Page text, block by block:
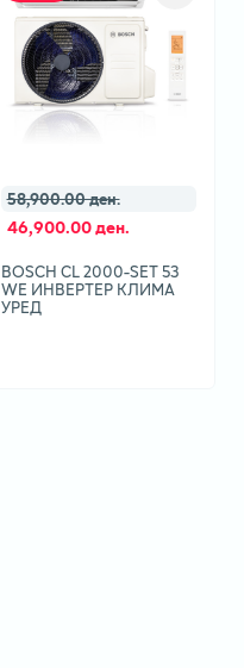
58,900.00 ден.
46,900.00 ден.
BOSCH CL 2000-SET 53
WE ИНВЕРТЕР КЛИМА
УРЕД